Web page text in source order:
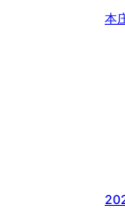
本